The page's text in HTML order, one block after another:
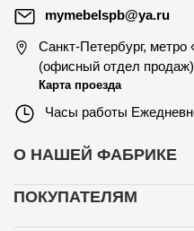
mymebelspb@ya.ru
Санкт-Петербург, метро
(офисный отдел продаж)
Карта проезда
Часы работы
О НАШЕЙ ФАБРИКЕ
ПОКУПАТЕЛЯМ